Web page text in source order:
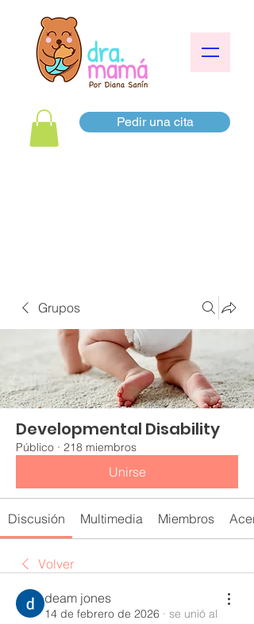
Pedir una cita
Grupos
Developmental Disability
Público · 218 miembros
Unirse
Discusión Multimedia Miembros
Volver
deam jones
14 de febrero de 2026 · se unió al